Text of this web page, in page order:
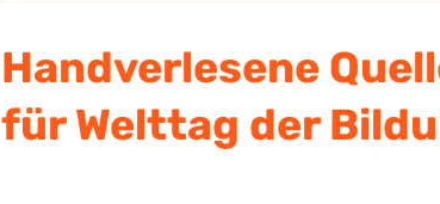
Handverlesene
für Welttag der